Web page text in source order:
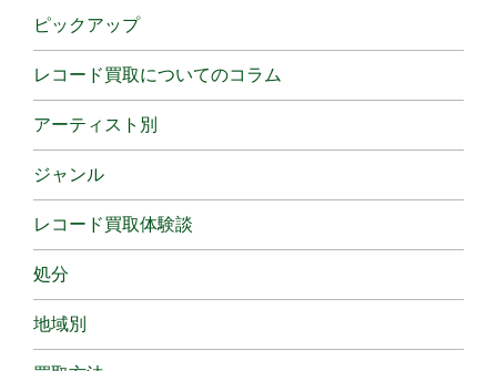
ピックアップ
レコード買取についてのコラム
アーティスト別
ジャンル
レコード買取体験談
処分
地域別